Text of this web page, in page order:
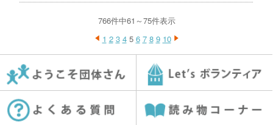
766件中61～75件表示
1 2 3 45 6 7 8 9 10